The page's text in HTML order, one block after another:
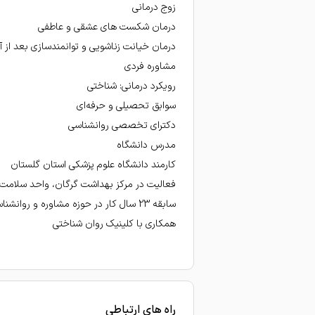
امتیاز درج شده است
باسلام من از خانم دکتر
بهترین مشاور،منصف،باتجربه
بسیار کار بلد و درست...واقعا
امتیاز درج شده است
دکتر بسیار صبور و با
زوج درمانی
درمان شکست های عشقی و عاطفی
درمان خیانت زناشویی و توانمندسازی بعد از
مشاوره فردی
رویکرد درمانی: شناختی
سوابق تحصیلی و حرفه‌ای
دکترای تخصصی روانشناسی
مدرس دانشگاه
کارمند دانشگاه علوم پزشکی استان گلستان
فعالیت در مرکز بهداشت گرگان، واحد
سابقه 23 سال کار در حوزه مشاوره و روانشناسی
همکاری با کلینیک روان شناختی
راه های ارتباطی